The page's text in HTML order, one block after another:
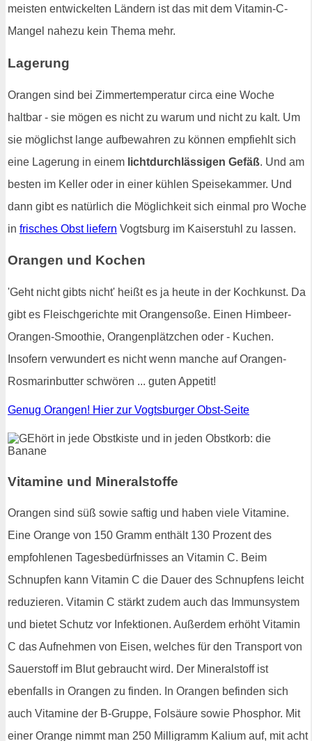
meisten entwickelten Ländern ist das mit dem Vitamin-C-
Mangel nahezu kein Thema mehr.
Lagerung
Orangen sind bei Zimmertemperatur circa eine Woche
haltbar - sie mögen es nicht zu warum und nicht zu kalt. Um
sie möglichst lange aufbewahren zu können empfiehlt sich
eine Lagerung in einem lichtdurchlässigen Gefäß. Und am
besten im Keller oder in einer kühlen Speisekammer. Und
dann gibt es natürlich die Möglichkeit sich einmal pro Woche
in frisches Obst liefern Vogtsburg im Kaiserstuhl zu lassen.
Orangen und Kochen
'Geht nicht gibts nicht' heißt es ja heute in der Kochkunst. Da
gibt es Fleischgerichte mit Orangensoße. Einen Himbeer-
Orangen-Smoothie, Orangenplätzchen oder - Kuchen.
Insofern verwundert es nicht wenn manche auf Orangen-
Rosmarinbutter schwören ... guten Appetit!
Genug Orangen! Hier zur Vogtsburger Obst-Seite
Vitamine und Mineralstoffe
Orangen sind süß sowie saftig und haben viele Vitamine.
Eine Orange von 150 Gramm enthält 130 Prozent des
empfohlenen Tagesbedürfnisses an Vitamin C. Beim
Schnupfen kann Vitamin C die Dauer des Schnupfens leicht
reduzieren. Vitamin C stärkt zudem auch das Immunsystem
und bietet Schutz vor Infektionen. Außerdem erhöht Vitamin
C das Aufnehmen von Eisen, welches für den Transport von
Sauerstoff im Blut gebraucht wird. Der Mineralstoff ist
ebenfalls in Orangen zu finden. In Orangen befinden sich
auch Vitamine der B-Gruppe, Folsäure sowie Phosphor. Mit
einer Orange nimmt man 250 Milligramm Kalium auf, mit acht